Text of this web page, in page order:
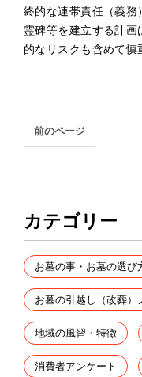
終的な連帯責任（義
霊碑等を建立する計
的なリスクも含めて慎
前のページ
カテゴリー
お墓の事・お墓の選び
お墓の引越し（改葬）
地域の風習・特徴
消費者アンケート